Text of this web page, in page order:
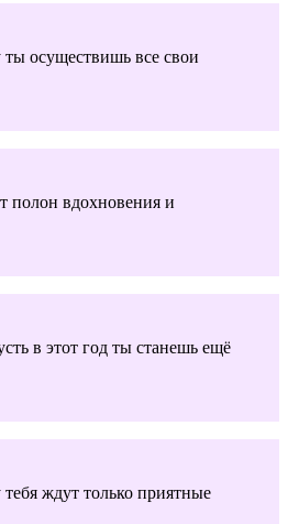
осуществишь все свои
полон вдохновения и
в этот год ты станешь ещё
ждут только приятные